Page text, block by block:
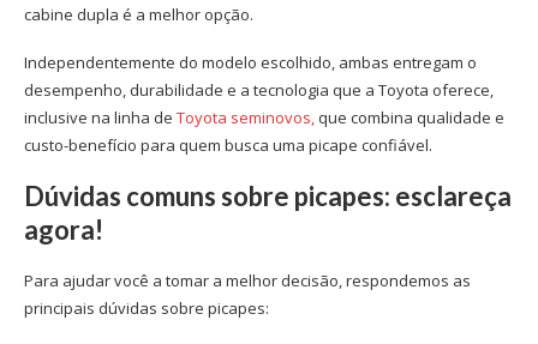
cabine dupla é a melhor opção.
Independentemente do modelo escolhido, ambas entregam o
desempenho, durabilidade e a tecnologia que a Toyota oferece,
inclusive na linha de Toyota seminovos,que combina qualidade e
custo-benefício para quem busca uma picape confiável.
Dúvidas comuns sobre picapes: esclareça
agora!
Para ajudar você a tomar a melhor decisão, respondemos as
principais dúvidas sobre picapes: